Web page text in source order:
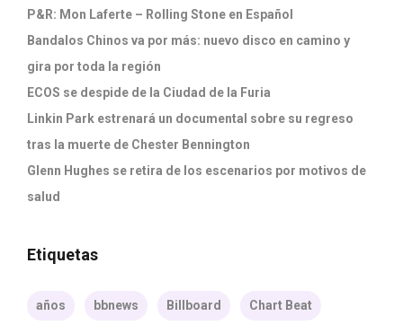
P&R: Mon Laferte – Rolling Stone en Español
Bandalos Chinos va por más: nuevo disco en camino y
gira por toda la región
ECOS se despide de la Ciudad de la Furia
Linkin Park estrenará un documental sobre su regreso
tras la muerte de Chester Bennington
Glenn Hughes se retira de los escenarios por motivos de
salud
Etiquetas
años bbnews Billboard Chart Beat